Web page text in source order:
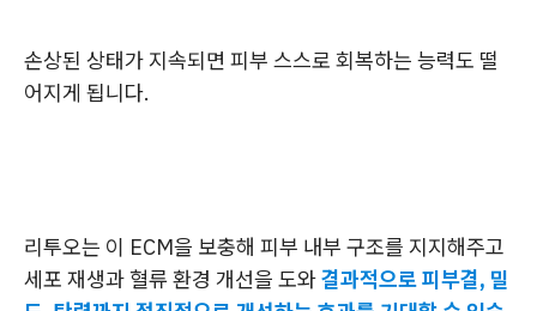
손상된 상태가 지속되면 피부 스스로 회복하는 능력도 떨
어지게 됩니다.
리투오는 이 ECM을 보충해 피부 내부 구조를 지지해주고
세포 재생과 혈류 환경 개선을 도와결과적으로 피부결, 밀